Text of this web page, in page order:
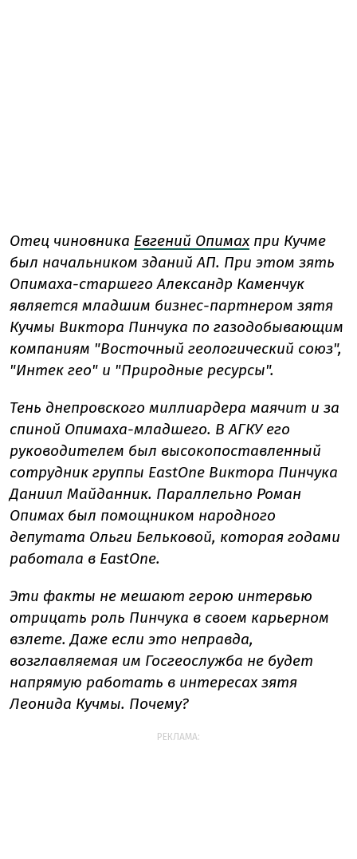
Отец чиновника Евгений Опимахпри Кучме
был начальником зданий АП. При этом зять
Опимаха-старшего Александр Каменчук
является младшим бизнес-партнером зятя
Кучмы Виктора Пинчука по газодобывающим
компаниям "Восточный геологический союз",
"Интек гео" и "Природные ресурсы".
Тень днепровского миллиардера маячит и за
спиной Опимаха-младшего. В АГКУ его
руководителем был высокопоставленный
сотрудник группы EastOne Виктора Пинчука
Даниил Майданник. Параллельно Роман
Опимах был помощником народного
депутата Ольги Бельковой, которая годами
работала в EastOne.
Эти факты не мешают герою интервью
отрицать роль Пинчука в своем карьерном
взлете. Даже если это неправда,
возглавляемая им Госгеослужба не будет
напрямую работать в интересах зятя
Леонида Кучмы. Почему?
РЕКЛАМА: